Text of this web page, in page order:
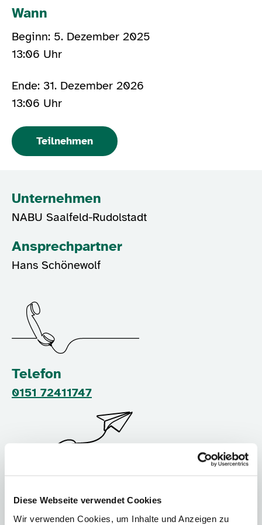
Diese Webseite verwendet Cookies
Wir verwenden Cookies, um Inhalte und Anzeigen zu
Wann
Beginn: 5. Dezember 2025
13:06 Uhr
Ende: 31. Dezember 2026
13:06 Uhr
Teilnehmen
Unternehmen
NABU Saalfeld-Rudolstadt
Ansprechpartner
Hans Schönewolf
Telefon
0151 72411747
Mail
Hans.Schoenewolf@NABU-Thueringen.de